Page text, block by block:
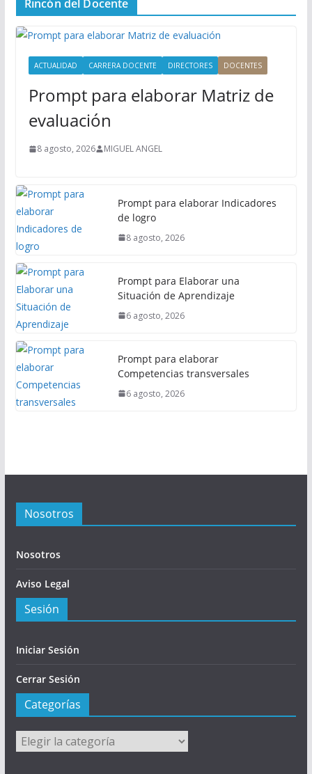
P
Rincón del Docente
ACTUALIDAD CARRERA DOCENTE DIRECTORES DOCENTES
Prompt para elaborar Matriz de
evaluación
8 agosto, 2026 MIGUEL ANGEL
Prompt para elaborar Indicadores
de logro
8 agosto, 2026
Prompt para Elaborar una
Situación de Aprendizaje
6 agosto, 2026
Prompt para elaborar
Competencias transversales
6 agosto, 2026
Nosotros
Nosotros
Aviso Legal
Sesión
Iniciar Sesión
Cerrar Sesión
Categorías
Categorías